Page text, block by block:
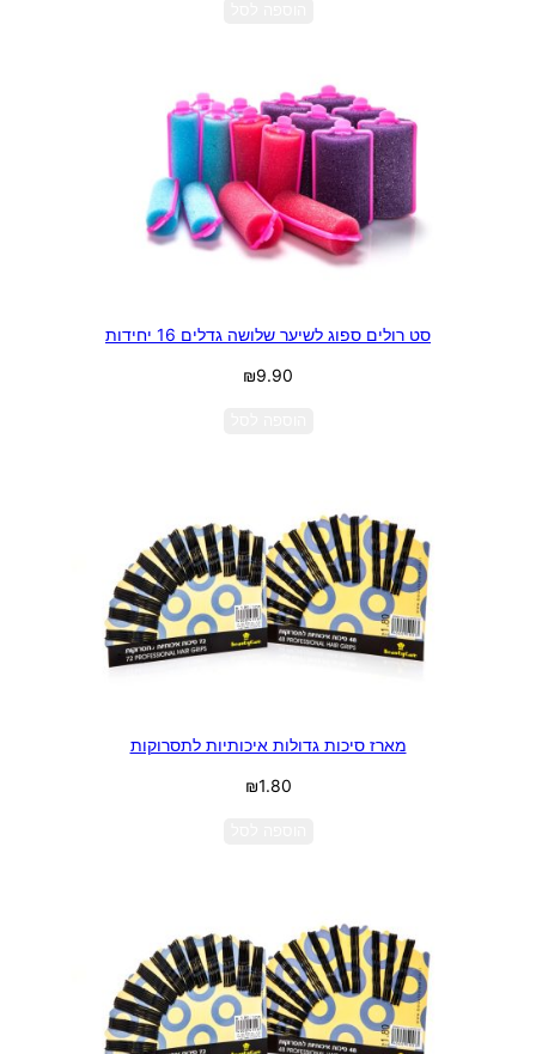
סט רולים ספוג לשיער שלושה גדלים 16 יחידות
₪9.90
מארז סיכות גדולות איכותיות לתסרוקות
₪1.80